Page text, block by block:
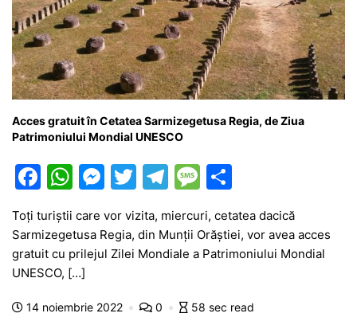
Acces gratuit în Cetatea Sarmizegetusa Regia, de Ziua
Patrimoniului Mondial UNESCO
F
a
c
e
b
o
W
at
s
A
p
M
s
s
n
T
w
itt
er
T
el
e
gr
m
M
e
s
s
g
ta
je
z
Toţi turiştii care vor vizita, miercuri, cetatea dacică
Sarmizegetusa Regia, din Munţii Orăştiei, vor avea acces
gratuit cu prilejul Zilei Mondiale a Patrimoniului Mondial
UNESCO, […]
14 noiembrie 2022 0 58 sec read